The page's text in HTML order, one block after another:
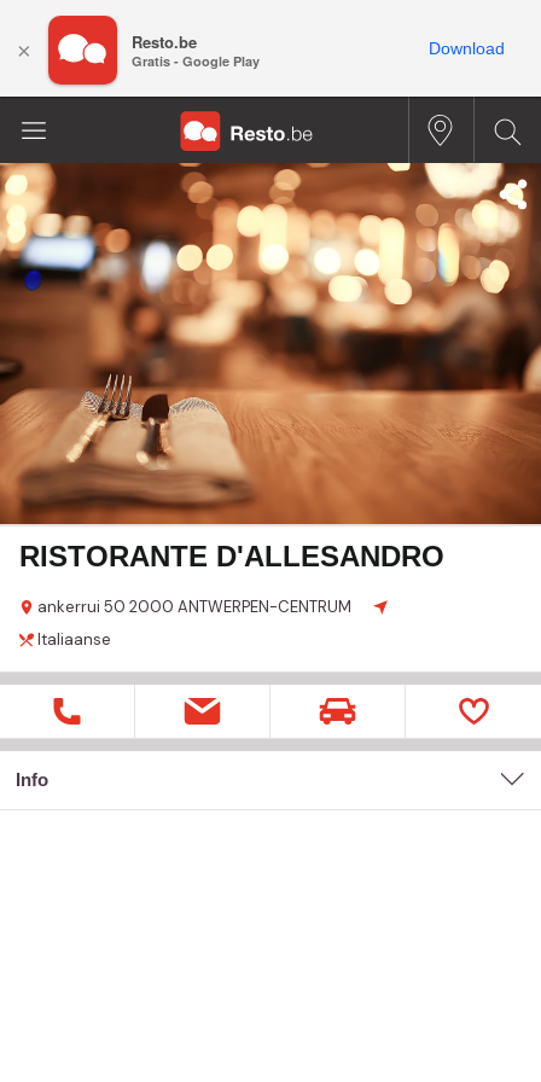
RISTORANTE D'ALLESANDRO
ankerrui 50 2000 ANTWERPEN-CENTRUM
Italiaanse
Info
× Resto.be
Gratis - Google Play
Download